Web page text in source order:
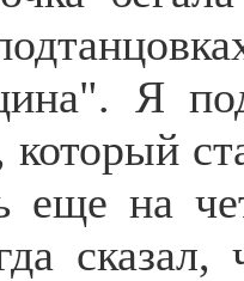
Я
еще на
сказал,